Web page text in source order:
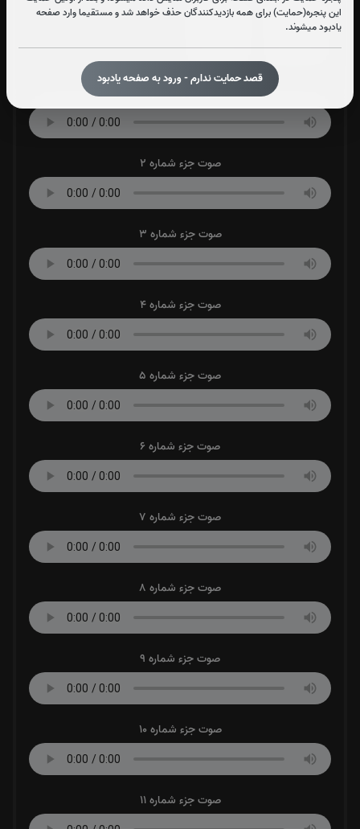
این پنجره(حمایت) برای همه بازدیدکنندگان حذف خواهد شد و مستقیما وارد صفحه
یادبود میشوند.
قصد حمایت ندارم - ورود به صفحه یادبود
جزء 29
0بار
جزء 30
0بار
صوت جزء شماره 1
صوت جزء شماره 2
صوت جزء شماره 3
صوت جزء شماره 4
صوت جزء شماره 5
صوت جزء شماره 6
صوت جزء شماره 7
صوت جزء شماره 8
صوت جزء شماره 9
صوت جزء شماره 10
صوت جزء شماره 11